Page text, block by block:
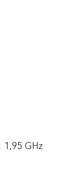
1,95 GHz